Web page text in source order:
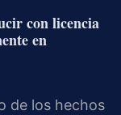
con licencia
en
de los hechos